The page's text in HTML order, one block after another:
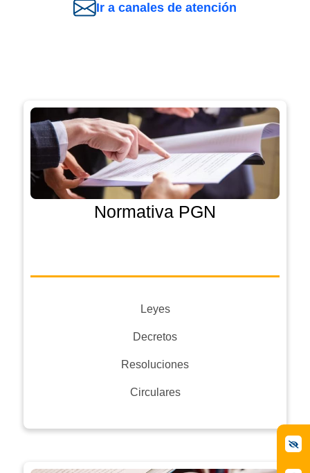
Ir a canales de atención
Normativa PGN
Leyes
Decretos
Resoluciones
Circulares